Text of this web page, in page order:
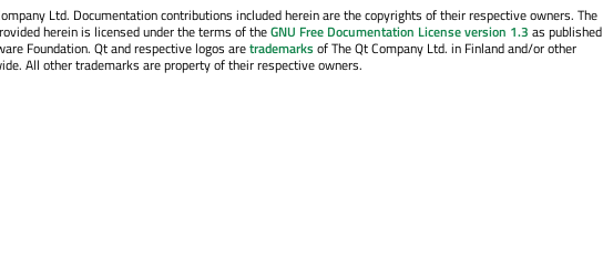
Ltd. Documentation contributions included herein are the copyrights of their respective owners. The
herein is licensed under the terms of theGNU Free Documentation License version 1.3 as published
Foundation. Qt and respective logos aretrademarksof The Qt Company Ltd. in Finland and/or other
All other trademarks are property of their respective owners.